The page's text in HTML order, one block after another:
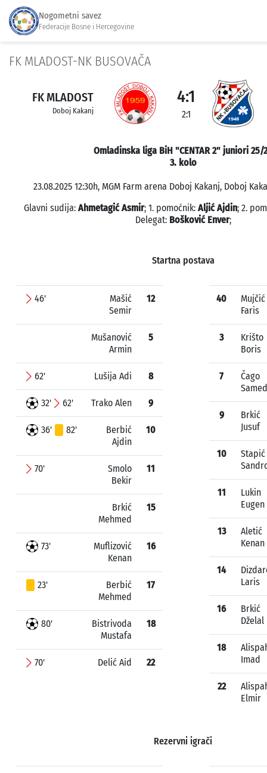
Nogometni savez
Federacije Bosne i Hercegovine
FK MLADOST-NK BUSOVAČA
FK MLADOST
Doboj Kakanj
4:1
2:1
Omladinska liga BiH "CENTAR 2" juniori 25/
3. kolo
23.08.2025 12:30h, MGM Farm arena Doboj Kakanj, Doboj
Glavni sudija: Ahmetagić Asmir; 1. pomoćnik: Aljić Ajdin; 2.
Delegat: Bošković Enver;
Startna postava
46'
Mašić
Semir
12
Mušanović
Armin
5
62' Lušija Adi 8
32' 62' Trako Alen 9
36' 82'
Berbić
Ajdin
10
70'
Smolo
Bekir
11
Brkić
Mehmed
15
73'
Muflizović
Kenan
16
23'
Berbić
Mehmed
17
80'
Bistrivoda
Mustafa
18
70' Delić Aid 22
40
Mujčić
Faris
3
Krišto
Boris
7
Čago
Samed
9
Brkić
Jusuf
10
Stapić
11
Lukin
Eugen
13
Aletić
Kenan
14
Laris
16
Brkić
Dželal
18
Imad
22
Elmir
Rezervni igrači